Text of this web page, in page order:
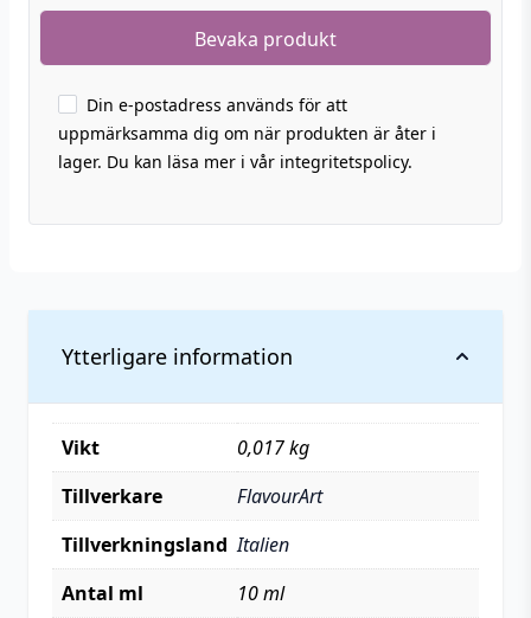
Din e-postadress används för att
uppmärksamma dig om när produkten är åter i
lager. Du kan läsa mer i vår integritetspolicy.
Ytterligare information
Vikt
0,017 kg
Tillverkare
FlavourArt
Tillverkningsland Italien
Antal ml
10 ml